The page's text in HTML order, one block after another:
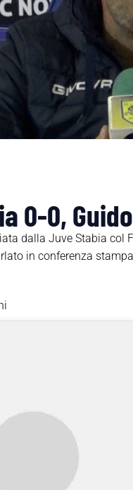
0-0,
dalla Juve Stabia
in conferenza